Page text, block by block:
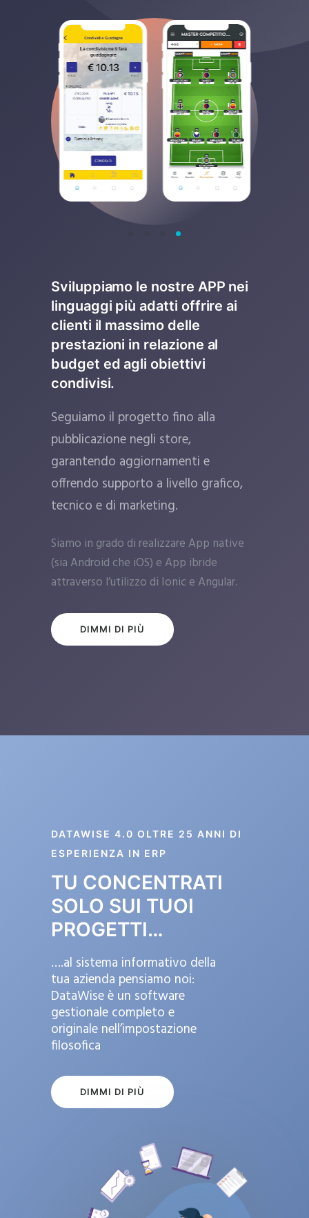
Sviluppiamo le nostre APP nei
linguaggi più adatti offrire ai
clienti il massimo delle
prestazioni in relazione al
budget ed agli obiettivi
condivisi.
Seguiamo il progetto fino alla
pubblicazione negli store,
garantendo aggiornamenti e
offrendo supporto a livello grafico,
tecnico e di marketing.
Siamo in grado di realizzare App native
(sia Android che iOS) e App ibride
attraverso l’utilizzo di Ionic e Angular.
DIMMI DI PIÙ
DATAWISE 4.0 OLTRE 25 ANNI DI
ESPERIENZA IN ERP
TU CONCENTRATI
SOLO SUI TUOI
PROGETTI…
….al sistema informativo della
tua azienda pensiamo noi:
DataWise è un software
gestionale completo e
originale nell’impostazione
filosofica
DIMMI DI PIÙ